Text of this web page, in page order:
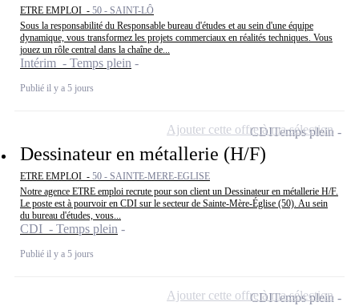
ETRE EMPLOI - 50 - SAINT-LÔ
Sous la responsabilité du Responsable bureau d'études et au sein d'une équipe
dynamique, vous transformez les projets commerciaux en réalités techniques. Vous
jouez un rôle central dans la chaîne de...
Intérim - Temps plein
Publié il y a 5 jours
Dessinateur en métallerie (H/F)
ETRE EMPLOI - 50 - SAINTE-MERE-EGLISE
Notre agence ETRE emploi recrute pour son client un Dessinateur en métallerie H/F.
Le poste est à pourvoir en CDI sur le secteur de Sainte-Mère-Église (50). Au sein
du bureau d'études, vous...
CDI - Temps plein
Publié il y a 5 jours
CDITemps plein
Ajouter cette offre à ma sélection
CDITemps plein
Ajouter cette offre à ma sélection